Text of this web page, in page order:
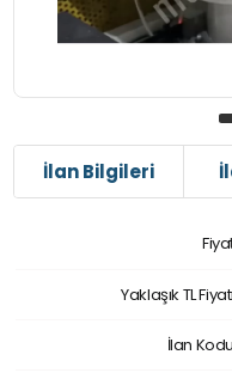
İlan Bilgileri
Yaklaşık TL
İlan